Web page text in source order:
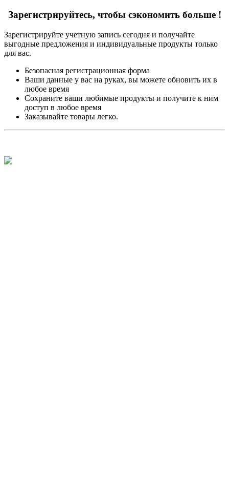
Зарегистрируйтесь, чтобы сэкономить больше !
Зарегистрируйте учетную запись сегодня и получайте
выгодные предложения и индивидуальные продукты только
для вас.
Безопасная регистрационная форма
Ваши данные у вас на руках, вы можете обновить их в
любое время
Сохраните ваши любимые продукты и получите к ним
доступ в любое время
Заказывайте товары легко.